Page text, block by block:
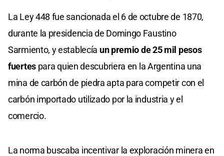
La Ley 448 fue sancionada el 6 de octubre de 1870,
durante la presidencia de Domingo Faustino
Sarmiento, y establecía un premio de 25 mil pesos
fuertespara quien descubriera en la Argentina una
mina de carbón de piedra apta para competir con el
carbón importado utilizado por la industria y el
comercio.
La norma buscaba incentivar la exploración minera en